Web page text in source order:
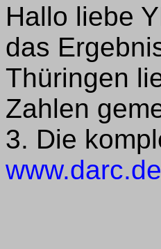
Hallo liebe
das
Thüringen
Zahlen
3. Die